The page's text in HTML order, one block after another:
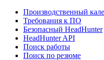
Производственный
Требования к ПО
Безопасный HeadHunter
HeadHunter API
Поиск работы
Поиск по резюме